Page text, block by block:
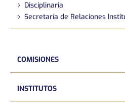
Disciplinaria
Secretaría de Relaciones
COMISIONES
INSTITUTOS